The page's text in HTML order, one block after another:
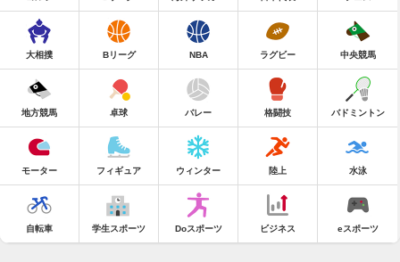
大相撲 Bリーグ NBA ラグビー 中央競馬
地方競馬 卓球 バレー 格闘技 バドミントン
モーター フィギュア ウィンター 陸上 水泳
自転車 学生スポーツ Doスポーツ ビジネス eスポーツ